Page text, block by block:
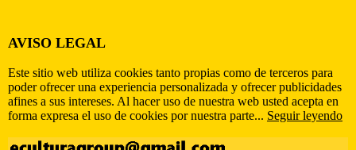
AVISO LEGAL
Este sitio web utiliza cookies tanto propias como de terceros para
poder ofrecer una experiencia personalizada y ofrecer publicidades
afines a sus intereses. Al hacer uso de nuestra web usted acepta en
forma expresa el uso de cookies por nuestra parte... Seguir leyendo